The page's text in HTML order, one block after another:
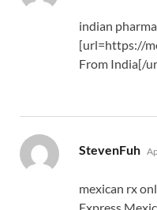
indian
[url=https://
From India[/
StevenFuh
mexican rx